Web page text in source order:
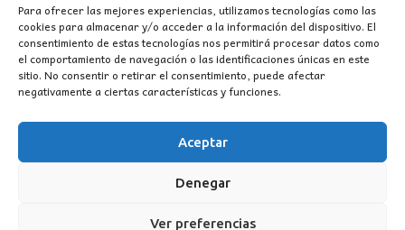
Para ofrecer las mejores experiencias, utilizamos tecnologías como las
cookies para almacenar y/o acceder a la información del dispositivo. El
consentimiento de estas tecnologías nos permitirá procesar datos como
el comportamiento de navegación o las identificaciones únicas en este
sitio. No consentir o retirar el consentimiento, puede afectar
negativamente a ciertas características y funciones.
Aceptar
Denegar
Ver preferencias
MI CUENTA
INFORMACIÓN
WhatsApp
TikTok
Instagram
© 2016 . Todos los derechos reservados.